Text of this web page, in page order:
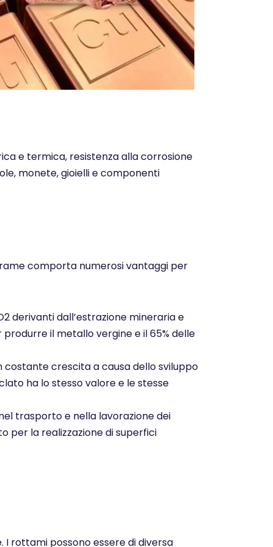
e termica, resistenza alla corrosione
monete, gioielli e componenti
comporta numerosi vantaggi per
derivanti dall’estrazione mineraria e
il metallo vergine e il 65% delle
costante crescita a causa dello sviluppo
ha lo stesso valore e le stesse
trasporto e nella lavorazione dei
per la realizzazione di superfici
rottami possono essere di diversa